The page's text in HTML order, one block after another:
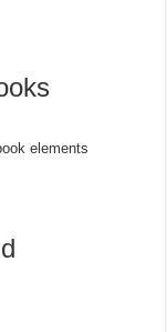
elements